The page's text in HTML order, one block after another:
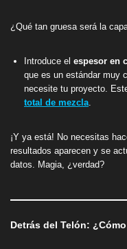
¿Qué tan gruesa será la
Introduce el espesor en
que es un estándar muy
necesite tu proyecto.
total de mezcla
¡Y ya está! No necesitas
resultados aparecen y se
datos. Magia, ¿verdad?
Detrás del Telón: